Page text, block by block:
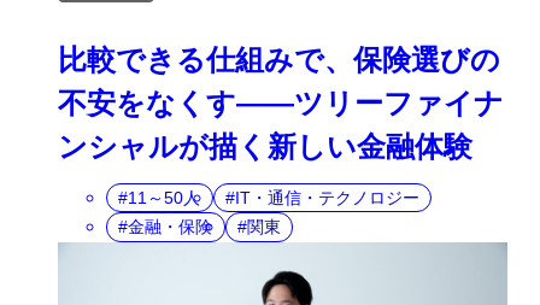
比較できる仕組みで、保険選びの
不安をなくす――ツリーファイナ
ンシャルが描く新しい金融体験
11～50人
IT・通信・テクノロジー
金融・保険
関東